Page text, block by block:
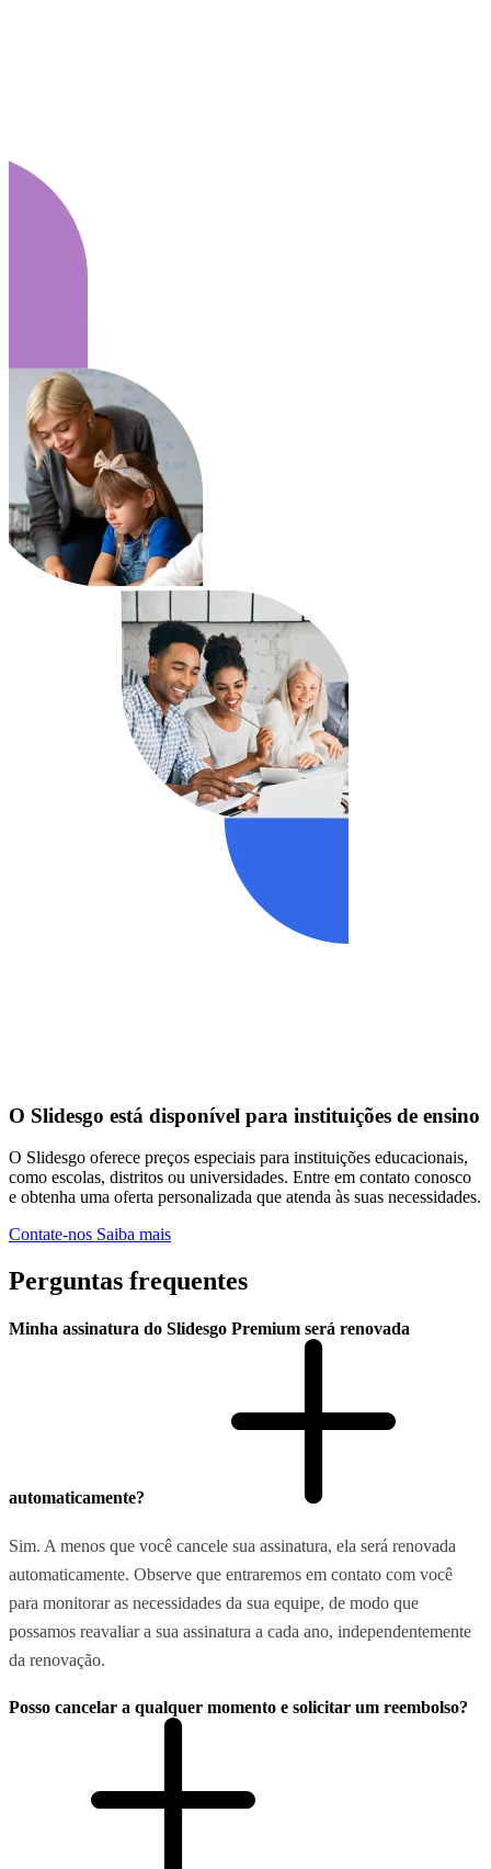
O Slidesgo está disponível para instituições de ensino
O Slidesgo oferece preços especiais para instituições educacionais,
como escolas, distritos ou universidades. Entre em contato conosco
e obtenha uma oferta personalizada que atenda às suas necessidades.
Contate-nos Saiba mais
Perguntas frequentes
Minha assinatura do Slidesgo Premium será renovada
automaticamente?
Sim. A menos que você cancele sua assinatura, ela será renovada
automaticamente. Observe que entraremos em contato com você
para monitorar as necessidades da sua equipe, de modo que
possamos reavaliar a sua assinatura a cada ano, independentemente
da renovação.
Posso cancelar a qualquer momento e solicitar um reembolso?